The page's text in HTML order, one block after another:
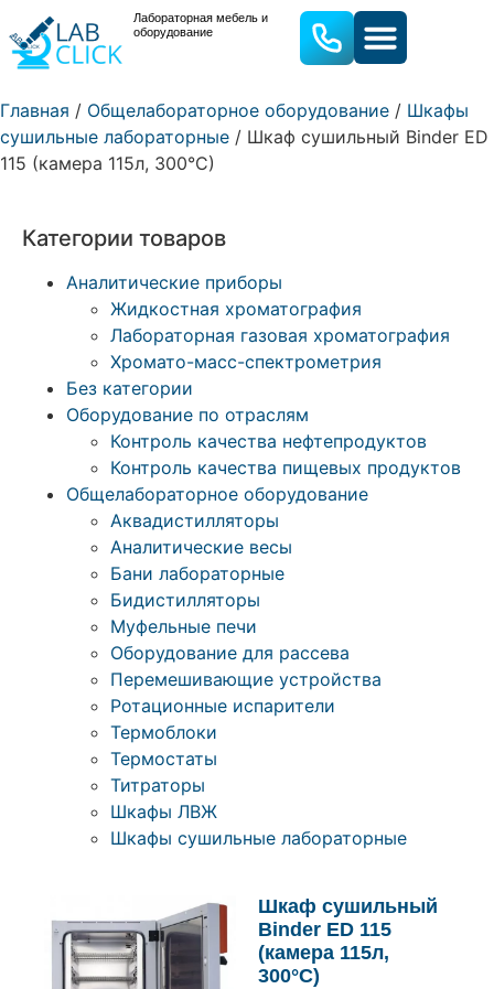
Лабораторная мебель и
оборудование
Главная / Общелабораторное оборудование / Шкафы
сушильные лабораторные / Шкаф сушильный Binder ED
115 (камера 115л, 300°C)
Категории товаров
Аналитические приборы
Жидкостная хроматография
Лабораторная газовая хроматография
Хромато-масс-спектрометрия
Без категории
Оборудование по отраслям
Контроль качества нефтепродуктов
Контроль качества пищевых продуктов
Общелабораторное оборудование
Аквадистилляторы
Аналитические весы
Бани лабораторные
Бидистилляторы
Муфельные печи
Оборудование для рассева
Перемешивающие устройства
Ротационные испарители
Термоблоки
Термостаты
Титраторы
Шкафы ЛВЖ
Шкафы сушильные лабораторные
Шкаф сушильный
Binder ED 115
(камера 115л,
300°C)